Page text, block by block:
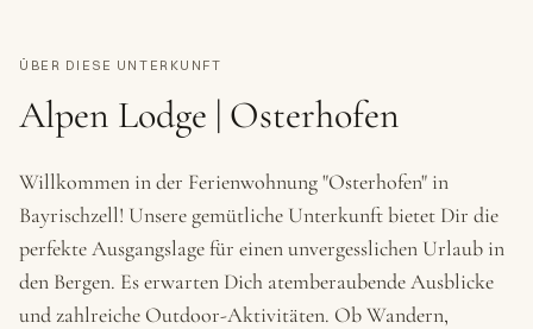
ÜBER DIESE UNTERKUNFT
Alpen Lodge | Osterhofen
Willkommen in der Ferienwohnung "Osterhofen" in
Bayrischzell! Unsere gemütliche Unterkunft bietet Dir die
perfekte Ausgangslage für einen unvergesslichen Urlaub in
den Bergen. Es erwarten Dich atemberaubende Ausblicke
und zahlreiche Outdoor-Aktivitäten. Ob Wandern,